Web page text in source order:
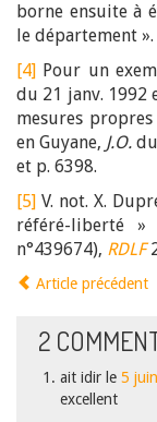
borne ensuite à
le département ».
[4] Pour un
du 21 janv. 1992
mesu­res
en Guyane, J.O.
et p. 6398.
[5] V. not. X.
référé-liberté
n°439674), RDLF
Article précédent
2
ait idir le 5
excellent